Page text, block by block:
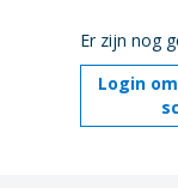
Er zijn nog
Login